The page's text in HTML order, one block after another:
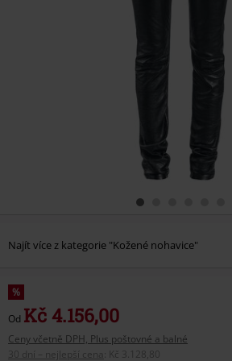
Najít více z kategorie "Kožené nohavice"
%
Od Kč 4.156,00
Ceny včetně DPH, Plus poštovné a balné
30 dní – nejlepší cena
Kč 3.128,80